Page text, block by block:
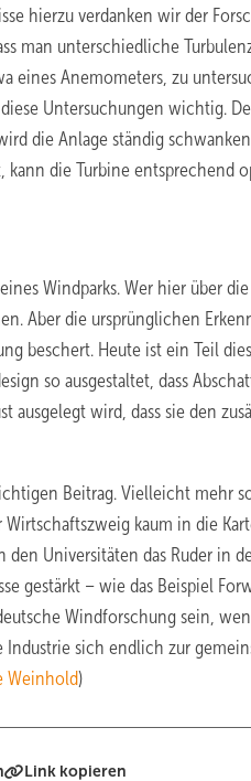
hierzu verdanken wir der
man unterschiedliche
eines Anemometers, zu
Untersuchungen wichtig.
die Anlage ständig
kann die Turbine entsprechend
Windparks. Wer hier über
Aber die ursprünglichen
beschert. Heute ist ein Teil
so ausgestaltet, dass
wird, dass sie den
Beitrag. Vielleicht mehr
kaum in die
Universitäten das Ruder in
gestärkt – wie das Beispiel
Windforschung sein,
sich endlich zur
Weinhold)
Link kopieren